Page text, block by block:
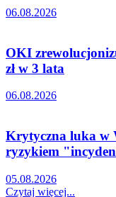
06.08.2026
OKI
zł w 3 lata
06.08.2026
Krytyczna luka w
ryzykiem
05.08.2026
Czytaj więcej...